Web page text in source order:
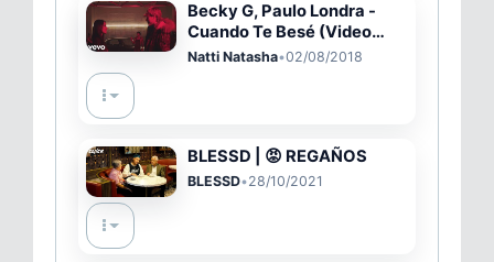
Becky G, Paulo Londra -
Cuando Te Besé (Video
Oficial)
Natti Natasha•02/08/2018
BLESSD | 😡 REGAÑOS
BLESSD•28/10/2021